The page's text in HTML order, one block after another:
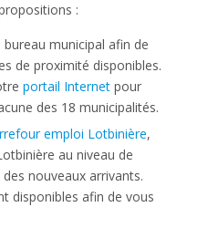
:
municipal afin de
de proximité disponibles.
portail Internetpour
des 18 municipalités.
emploi Lotbinière,
au niveau de
des nouveaux arrivants.
disponibles afin de vous